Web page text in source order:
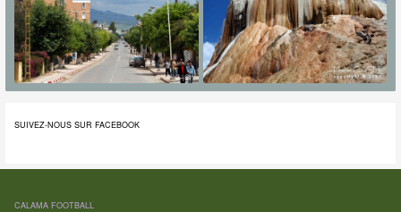
SUIVEZ-NOUS SUR FACEBOOK
CALAMA FOOTBALL